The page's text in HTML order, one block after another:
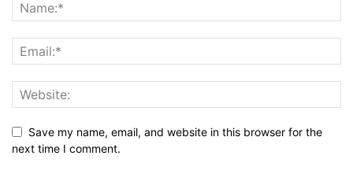
Save my name, email, and website in this browser for the
next time I comment.